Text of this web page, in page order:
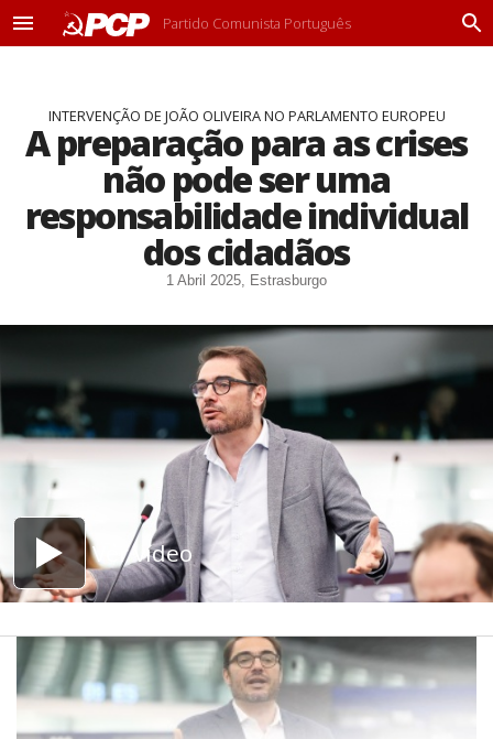
M
Partido Comunista Português
P
INTERVENÇÃO DE JOÃO OLIVEIRA NO PARLAMENTO EUROPEU
A preparação para as crises
não pode ser uma
responsabilidade individual
dos cidadãos
1 Abril 2025, Estrasburgo
Ver vídeo